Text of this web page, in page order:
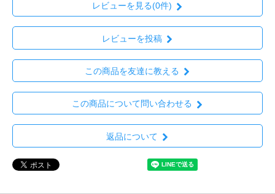
レビューを見る(0件)
レビューを投稿
この商品を友達に教える
この商品について問い合わせる
返品について